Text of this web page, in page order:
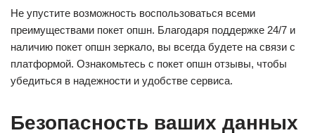
Не упустите возможность воспользоваться всеми
преимуществами покет опшн. Благодаря поддержке 24/7 и
наличию покет опшн зеркало, вы всегда будете на связи с
платформой. Ознакомьтесь с покет опшн отзывы, чтобы
убедиться в надежности и удобстве сервиса.
Безопасность ваших данных